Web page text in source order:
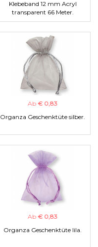
Klebeband 12 mm Acryl
transparent 66 Meter.
Ab € 0,83
Organza Geschenktüte silber.
Ab € 0,83
Organza Geschenktüte lila.